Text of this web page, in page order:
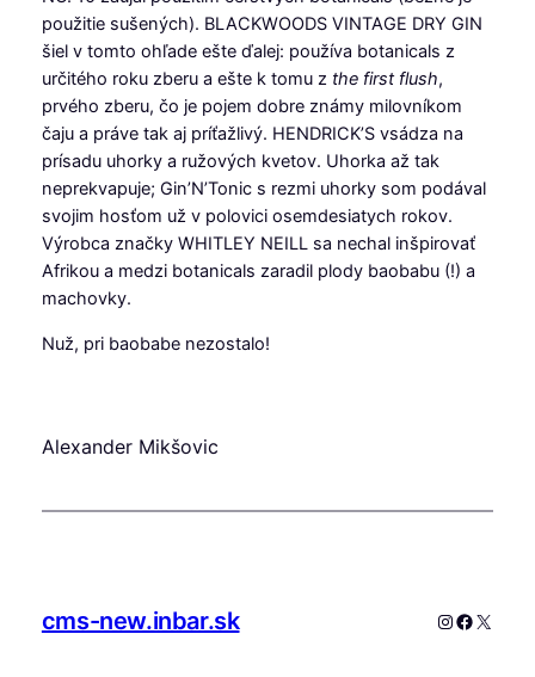
použitie sušených). BLACKWOODS VINTAGE DRY GIN
šiel v tomto ohľade ešte ďalej: používa botanicals z
určitého roku zberu a ešte k tomu z the first flush,
prvého zberu, čo je pojem dobre známy milovníkom
čaju a práve tak aj príťažlivý. HENDRICK’S vsádza na
prísadu uhorky a ružových kvetov. Uhorka až tak
neprekvapuje; Gin’N’Tonic s rezmi uhorky som podával
svojim hosťom už v polovici osemdesiatych rokov.
Výrobca značky WHITLEY NEILL sa nechal inšpirovať
Afrikou a medzi botanicals zaradil plody baobabu (!) a
machovky.
Nuž, pri baobabe nezostalo!
Alexander Mikšovic
cms-new.inbar.sk Instagram
X